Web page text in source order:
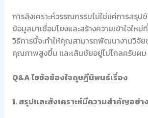
การสังเคราะห์วรรณกรรมไม่ใช่แค่การสรุ
ข้อมูลมาเชื่อมโยงและสร้างความเข้าใจให
วิธีการนี้จะทำให้คุณสามารถพัฒนางานวิจั
คุณภาพสูงขึ้น และเส้นชัยอยู่ไม่ไกลครับผม
Q&A ไขข้อข้องใจดุษฎีนิพนธ์เรื่อง
1. สรุปและสังเคราะห์มีความสำคัญอย่